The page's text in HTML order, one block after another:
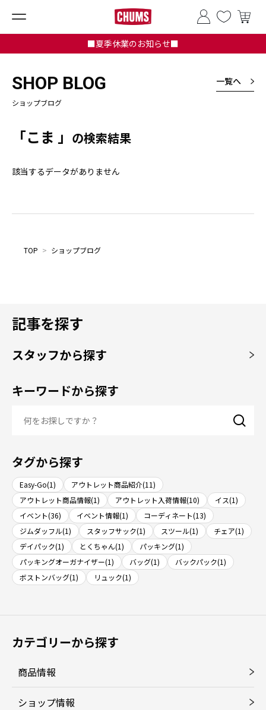
■夏季休業のお知らせ■
SHOP BLOG
ショップブログ
一覧へ
「こま 」 の検索結果
該当するデータがありません
TOP > ショップブログ
記事を探す
スタッフから探す
キーワードから探す
タグから探す
Easy-Go(1)
アウトレット商品紹介(11)
アウトレット商品情報(1)
アウトレット入荷情報(10)
イス(1)
イベント(36)
イベント情報(1)
コーディネート(13)
ジムダッフル(1)
スタッフサック(1) スツール(1)
チェア(1)
デイパック(1)
とくちゃん(1)
パッキング(1)
パッキングオーガナイザー(1)
バッグ(1)
バックパック(1)
ボストンバッグ(1)
リュック(1)
カテゴリーから探す
商品情報
ショップ情報